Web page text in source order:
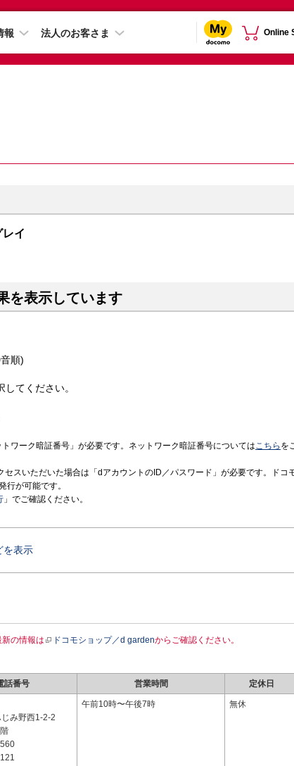
報 法人のお客さま Online
イ
を表示しています
順)
てください。
ワーク暗証番号」が必要です。ネットワーク暗証番号についてはこちら を
スいただいた場合は「dアカウントのID／パスワード」が必要です。ドコ
行が可能です。
」でご確認ください。
を表示
の情報は ドコモショップ／d gardenからご確認ください。
話番号 営業時間 定休日
み野西1-2-2
午前10時〜午後7時 無休